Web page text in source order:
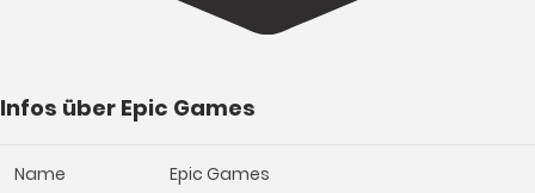
Infos über Epic Games
Name Epic Games